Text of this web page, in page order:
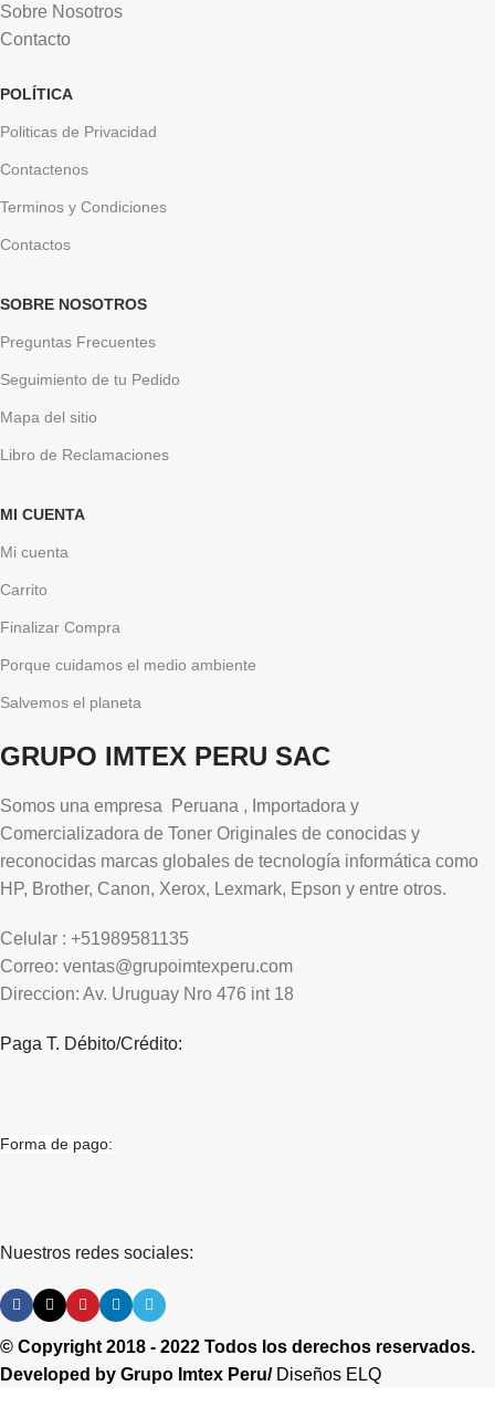
Sobre Nosotros
Contacto
POLÍTICA
Politicas de Privacidad
Contactenos
Terminos y Condiciones
Contactos
SOBRE NOSOTROS
Preguntas Frecuentes
Seguimiento de tu Pedido
Mapa del sitio
Libro de Reclamaciones
MI CUENTA
Mi cuenta
Carrito
Finalizar Compra
Porque cuidamos el medio ambiente
Salvemos el planeta
GRUPO IMTEX PERU SAC
Somos una empresa Peruana , Importadora y
Comercializadora de Toner Originales de conocidas y
reconocidas marcas globales de tecnología informática como
HP, Brother, Canon, Xerox, Lexmark, Epson y entre otros.
Celular : +51989581135
Correo: ventas@grupoimtexperu.com
Direccion: Av. Uruguay Nro 476 int 18
Paga T. Débito/Crédito:
Forma de pago:
Nuestros redes sociales:
© Copyright 2018 - 2022 Todos los derechos reservados.
Developed by Grupo Imtex Peru/ Diseños ELQ